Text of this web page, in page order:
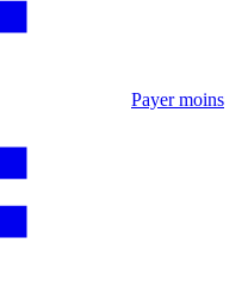
Payer moins